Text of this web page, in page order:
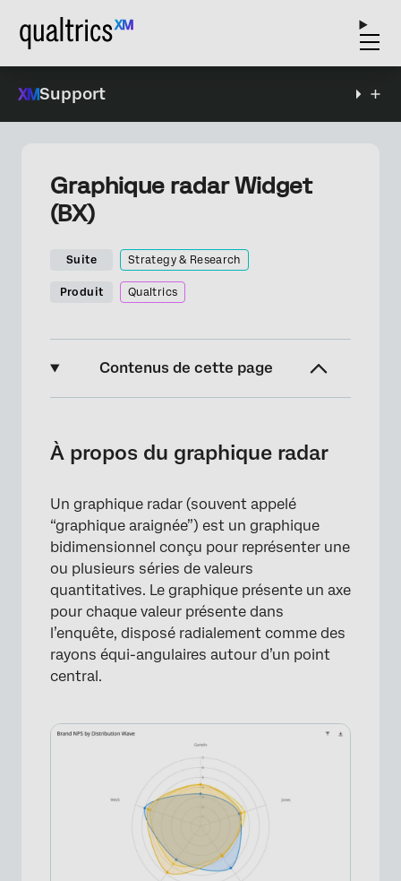
Support
Graphique radar Widget
(BX)
Suite Strategy & Research
Produit Qualtrics
Contenus de cette page
Mise en place du graphique radar
Graphiques avec plusieurs groupes de rayons
Découpage des graphiques radar avec des
séries de données
Options de personnalisation des Widgets
FAQs
À propos du graphique radar
Un graphique radar (souvent appelé
“graphique araignée”) est un graphique
bidimensionnel conçu pour représenter une
ou plusieurs séries de valeurs
quantitatives. Le graphique présente un axe
pour chaque valeur présente dans
l’enquête, disposé radialement comme des
rayons équi-angulaires autour d’un point
central.